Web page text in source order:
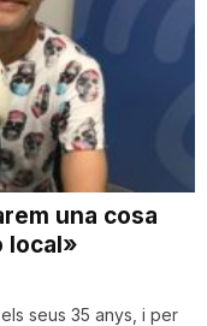
una cosa
local»
seus 35 anys, i per